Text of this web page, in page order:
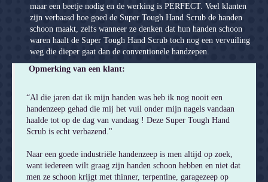
Contact
maar een beetje nodig en de werking is PERFECT. Veel klanten
zijn verbaasd hoe goed de Super Tough Hand Scrub de handen
schoon maakt, zelfs wanneer ze denken dat hun handen schoon
waren haalt de Super Tough Hand Scrub toch nog een vervuiling
weg die dieper gaat dan de conventionele handzepen.
Opmerking van een klant:
“Al die jaren dat ik mijn handen was heb ik nog nooit een
handenzeep gehad die mij het vuil onder mijn nagels vandaan
haalde tot op de dag van vandaag ! Deze Super Tough Hand
Scrub is echt verbazend."
Naar een goede industriële handenzeep is men altijd op zoek,
want iedereen wilt graag zijn handen schoon hebben en niet dat
men ze schoon krijgt met thinner, terpentine, garagezeep op